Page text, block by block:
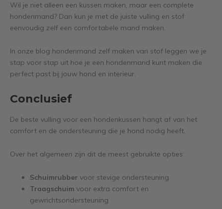
Wil je niet alleen een kussen maken, maar een complete
hondenmand? Dan kun je met de juiste vulling en stof
eenvoudig zelf een comfortabele mand maken.
In onze blog hondenmand zelf maken van stof leggen we je
stap voor stap uit hoe je een hondenmand kunt maken die
perfect past bij jouw hond en interieur.
Conclusief
De beste vulling voor een hondenkussen hangt af van het
comfort en de ondersteuning die je hond nodig heeft.
Over het algemeen zijn dit de meest gebruikte opties:
Schuimrubber voor stevige ondersteuning
Traagschuim voor extra comfort en
gewrichtsondersteuning